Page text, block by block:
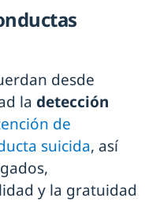
desde
la detección
de
suicida, así
y la gratuidad